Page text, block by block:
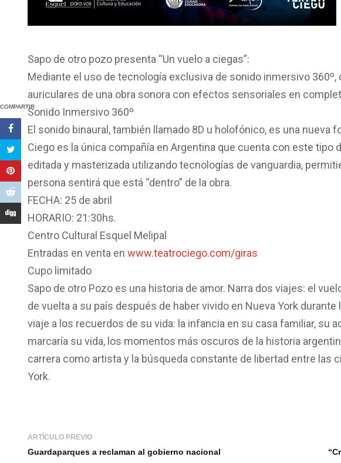
COMPARTIR
Sapo de otro pozo presenta “Un vuelo a ciegas”:
Mediante el uso de tecnología exclusiva de sonido inmersivo
auriculares de una obra sonora con efectos sensoriales en
Sonido Inmersivo 360º
El sonido binaural, también llamado 8D u holofónico, es una nueva
Ciego es la única compañía en Argentina que cuenta con este tipo
editada y masterizada utilizando tecnologías de vanguardia,
persona sentirá que está “dentro” de la obra.
FECHA: 25 de abril
HORARIO: 21:30hs.
Centro Cultural Esquel Melipal
Entradas en venta en www.teatrociego.com/giras
Cupo limitado
Sapo de otro Pozo es una historia de amor. Narra dos viajes: el
de vuelta a su país después de haber vivido en Nueva York
viaje a los recuerdos de su vida: la infancia en su casa familiar, su
marcaría su vida, los momentos más oscuros de la historia
carrera como artista y la búsqueda constante de libertad entre las
York.
ARTÍCULO PREVIO
Guardaparques a reclaman al gobierno nacional